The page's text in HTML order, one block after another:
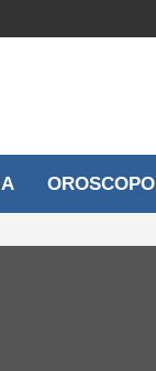
OROSCOPO